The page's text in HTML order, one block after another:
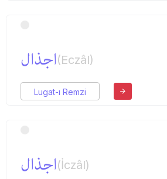
اجذال(Eczâl)
Lugat-ı Remzi
اجذال(İczâl)